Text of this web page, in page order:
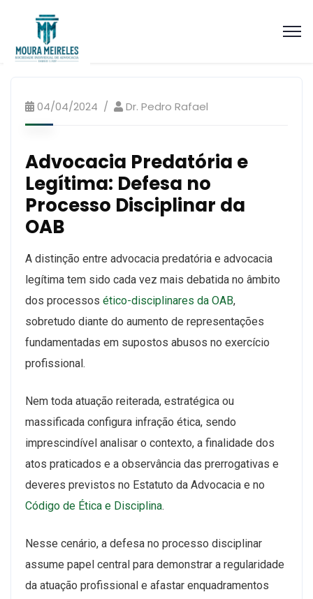
04/04/2024 Dr. Pedro Rafael
Advocacia Predatória e
Legítima: Defesa no
Processo Disciplinar da
OAB
A distinção entre advocacia predatória e advocacia
legítima tem sido cada vez mais debatida no âmbito
dos processos ético-disciplinares da OAB,
sobretudo diante do aumento de representações
fundamentadas em supostos abusos no exercício
profissional.
Nem toda atuação reiterada, estratégica ou
massificada configura infração ética, sendo
imprescindível analisar o contexto, a finalidade dos
atos praticados e a observância das prerrogativas e
deveres previstos no Estatuto da Advocacia e no
Código de Ética e Disciplina.
Nesse cenário, a defesa no processo disciplinar
assume papel central para demonstrar a regularidade
da atuação profissional e afastar enquadramentos